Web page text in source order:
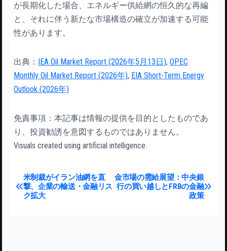
が長期化した場合、エネルギー供給網の恒久的な再編
と、それに伴う新たな市場構造の確立が加速する可能
性があります。
出典： IEA Oil Market Report (2026年5月13日), OPEC
Monthly Oil Market Report (2026年), EIA Short-Term Energy
Outlook (2026年)
免責事項：本記事は情報の提供を目的としたものであ
り、投資勧誘を意図するものではありません。
Visuals created using artificial intelligence.
投稿ナビゲーション
金市場の需給展望：中央銀
行の買い越しとFRBの金融
政策
米制裁がイラン油網を直
撃、企業の輸送・金融リス
ク拡大